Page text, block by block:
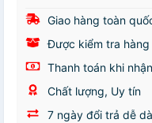
Giao hàng toàn
Được kiểm tra hàng
Thanh toán khi
Chất lượng, Uy tín
7 ngày đổi trả dễ